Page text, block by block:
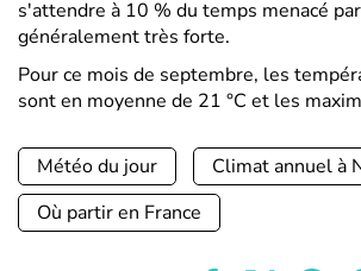
s'attendre à 10 % du temps menacé
généralement très forte.
Pour ce mois de septembre, les
sont en moyenne de 21 °C et les
Météo du jour
Climat annuel à
Où partir en France